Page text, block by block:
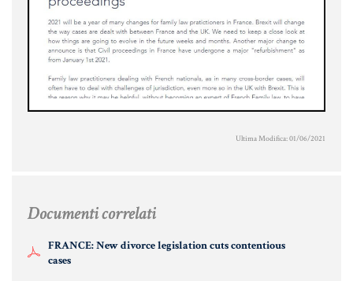
Materiale Giuridico
SISTEMA GIURIDICO ITALIANO
Ultima Modifica: 01/06/2021
Documenti correlati
FRANCE: New divorce legislation cuts contentious
cases